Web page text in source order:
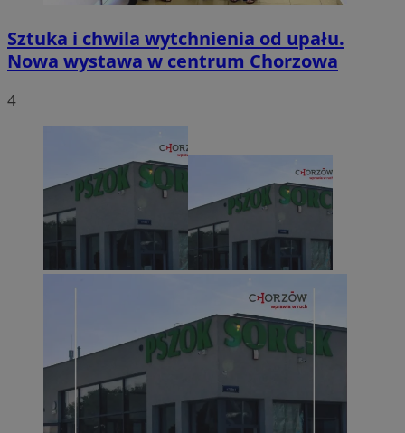
Sztuka i chwila wytchnienia od upału.
Nowa wystawa w centrum Chorzowa
4